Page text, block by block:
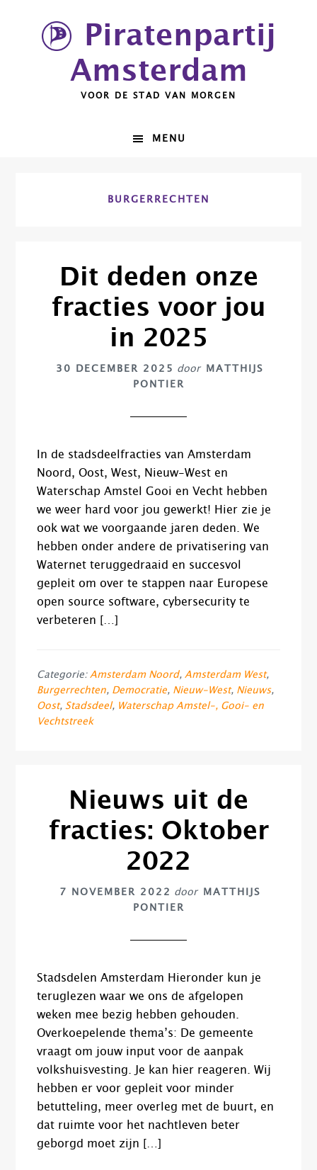
hoofdnavigatie
Piratenpartij
Amsterdam
VOOR DE STAD VAN MORGEN
MENU
BURGERRECHTEN
Dit deden onze
fracties voor jou
in 2025
30 DECEMBER 2025 door MATTHIJS
PONTIER
In de stadsdeelfracties van Amsterdam
Noord, Oost, West, Nieuw-West en
Waterschap Amstel Gooi en Vecht hebben
we weer hard voor jou gewerkt! Hier zie je
ook wat we voorgaande jaren deden. We
hebben onder andere de privatisering van
Waternet teruggedraaid en succesvol
gepleit om over te stappen naar Europese
open source software, cybersecurity te
verbeteren […]
Categorie: Amsterdam Noord, Amsterdam West,
Burgerrechten, Democratie, Nieuw-West, Nieuws,
Oost, Stadsdeel, Waterschap Amstel-, Gooi- en
Vechtstreek
Nieuws uit de
fracties: Oktober
2022
7 NOVEMBER 2022 door MATTHIJS
PONTIER
Stadsdelen Amsterdam Hieronder kun je
teruglezen waar we ons de afgelopen
weken mee bezig hebben gehouden.
Overkoepelende thema’s: De gemeente
vraagt om jouw input voor de aanpak
volkshuisvesting. Je kan hier reageren. Wij
hebben er voor gepleit voor minder
betutteling, meer overleg met de buurt, en
dat ruimte voor het nachtleven beter
geborgd moet zijn […]